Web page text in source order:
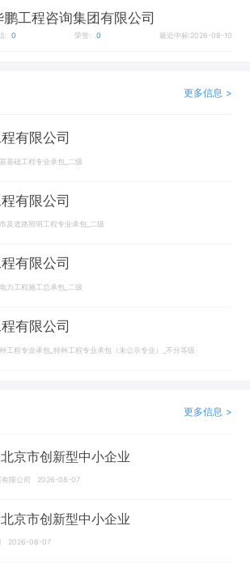
工程咨询集团有限公司
: 0 荣誉: 0 最近中标:2026-08-10
更多信息 >
有限公司
基础工程专业承包_二级
有限公司
及道路照明工程专业承包_二级
有限公司
力工程施工总承包_二级
有限公司
工程专业承包_特种工程专业承包（未公示专业）_不分等级
更多信息 >
京市创新型中小企业
有限公司 2026-08-07
京市创新型中小企业
2026-08-07